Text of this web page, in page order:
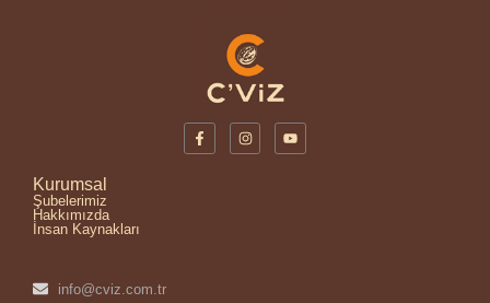
Kurumsal
Şubelerimiz
Hakkımızda
İnsan Kaynakları
info@cviz.com.tr